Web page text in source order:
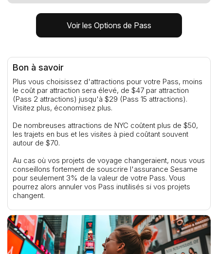
Voir les Options de Pass
Bon à savoir
Plus vous choisissez d'attractions pour votre Pass, moins
le coût par attraction sera élevé, de $47 par attraction
(Pass 2 attractions) jusqu'à $29 (Pass 15 attractions).
Visitez plus, économisez plus.
De nombreuses attractions de NYC coûtent plus de $50,
les trajets en bus et les visites à pied coûtant souvent
autour de $70.
Au cas où vos projets de voyage changeraient, nous vous
conseillons fortement de souscrire l'assurance Sesame
pour seulement 3% de la valeur de votre Pass. Vous
pourrez alors annuler vos Pass inutilisés si vos projets
changent.